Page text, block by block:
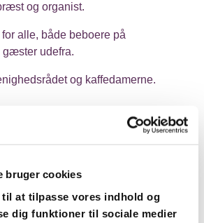
bruger cookies
at tilpasse vores indhold og
dig funktioner til sociale medier
og organist.
alle, både beboere på
gæster udefra.
og kaffedamerne.